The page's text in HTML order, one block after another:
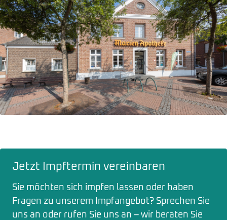
Jetzt Impftermin vereinbaren
Sie möchten sich impfen lassen oder haben
Fragen zu unserem Impfangebot? Sprechen Sie
uns an oder rufen Sie uns an – wir beraten Sie